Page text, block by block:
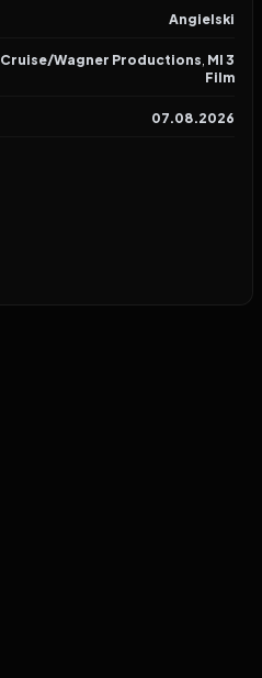
Angielski
Cruise/Wagner Productions, MI 3
Film
07.08.2026